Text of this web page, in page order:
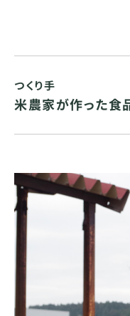
つくり手
米農家が作った食